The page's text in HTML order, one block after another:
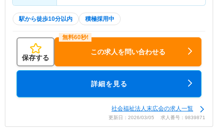
駅から徒歩10分以内 積極採用中
保存する
この求人を問い合わせる
詳細を見る
社会福祉法人末広会の求人一覧
更新日：2026/03/05 求人番号：9839871